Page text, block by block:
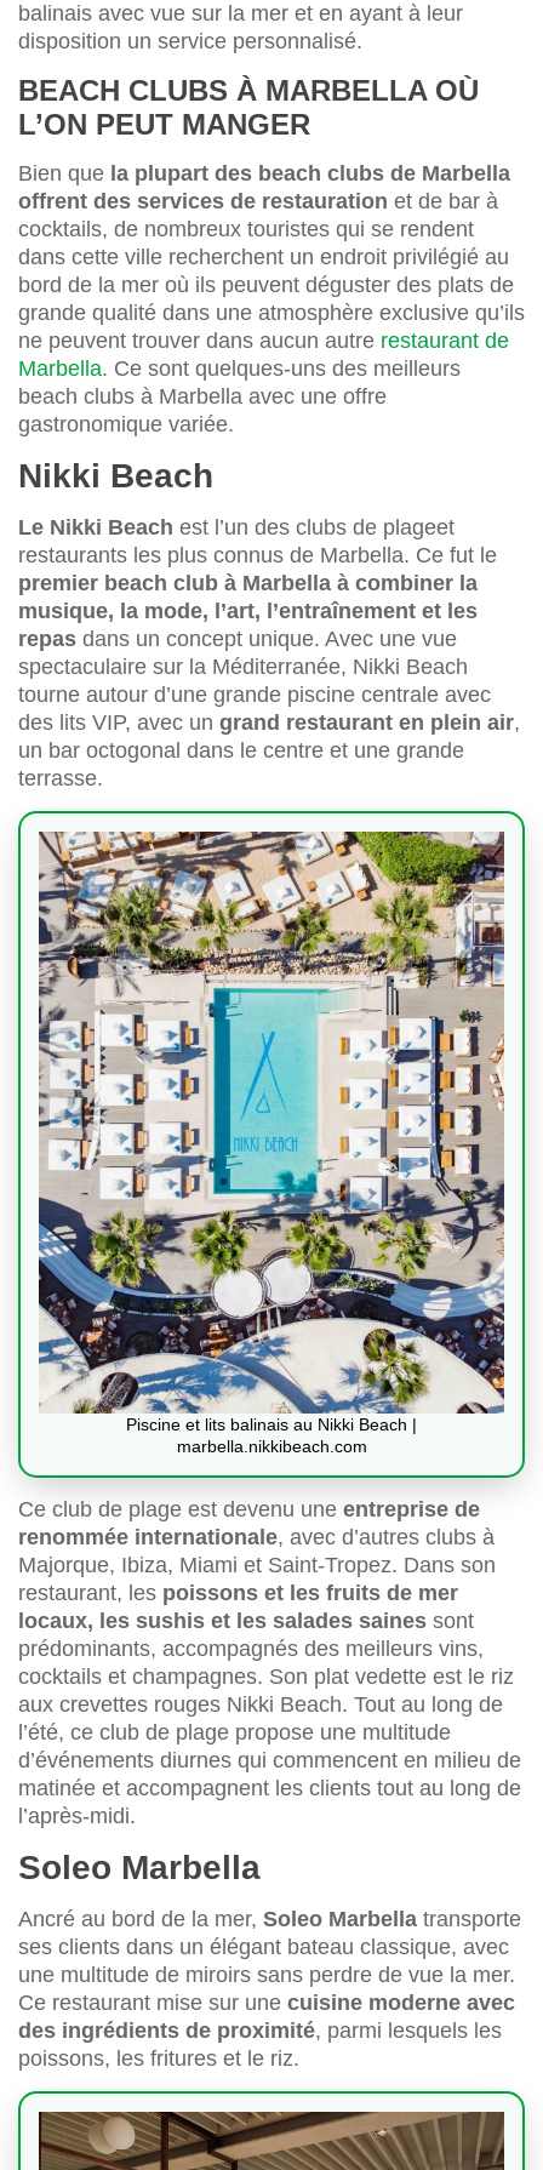
balinais avec vue sur la mer et en ayant à leur
disposition un service personnalisé.
BEACH CLUBS À MARBELLA OÙ
L’ON PEUT MANGER
Bien que la plupart des beach clubs de Marbella
offrent des services de restauration et de bar à
cocktails, de nombreux touristes qui se rendent
dans cette ville recherchent un endroit privilégié au
bord de la mer où ils peuvent déguster des plats de
grande qualité dans une atmosphère exclusive qu’ils
ne peuvent trouver dans aucun autre restaurant de
Marbella. Ce sont quelques-uns des meilleurs
beach clubs à Marbella avec une offre
gastronomique variée.
Nikki Beach
Le Nikki Beach est l’un des clubs de plageet
restaurants les plus connus de Marbella. Ce fut le
premier beach club à Marbella à combiner la
musique, la mode, l’art, l’entraînement et les
repas dans un concept unique. Avec une vue
spectaculaire sur la Méditerranée, Nikki Beach
tourne autour d’une grande piscine centrale avec
des lits VIP, avec un grand restaurant en plein air,
un bar octogonal dans le centre et une grande
terrasse.
Piscine et lits balinais au Nikki Beach |
marbella.nikkibeach.com
Ce club de plage est devenu une entreprise de
renommée internationale, avec d’autres clubs à
Majorque, Ibiza, Miami et Saint-Tropez. Dans son
restaurant, les poissons et les fruits de mer
locaux, les sushis et les salades saines sont
prédominants, accompagnés des meilleurs vins,
cocktails et champagnes. Son plat vedette est le riz
aux crevettes rouges Nikki Beach. Tout au long de
l’été, ce club de plage propose une multitude
d’événements diurnes qui commencent en milieu de
matinée et accompagnent les clients tout au long de
l’après-midi.
Soleo Marbella
Ancré au bord de la mer, Soleo Marbella transporte
ses clients dans un élégant bateau classique, avec
une multitude de miroirs sans perdre de vue la mer.
Ce restaurant mise sur une cuisine moderne avec
des ingrédients de proximité, parmi lesquels les
poissons, les fritures et le riz.